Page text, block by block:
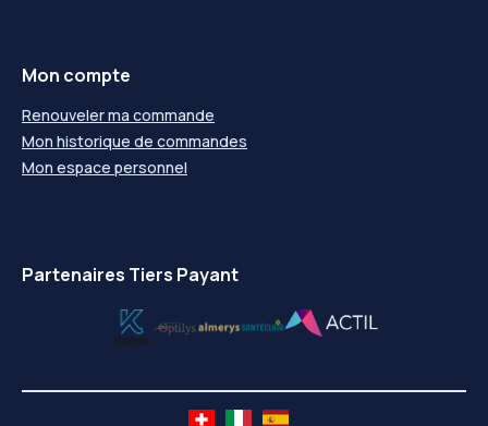
Mon compte
Renouveler ma commande
Mon historique de commandes
Mon espace personnel
Partenaires Tiers Payant